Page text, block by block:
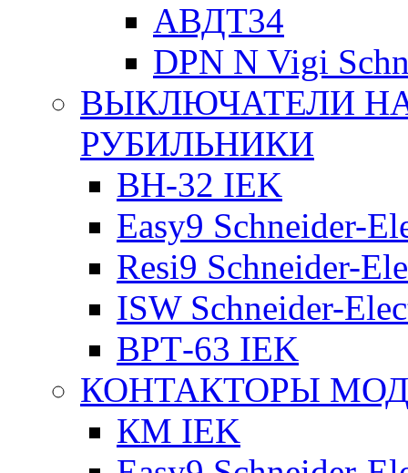
АВДТ34
DPN N Vigi
ВЫКЛЮЧАТЕЛИ
РУБИЛЬНИКИ
ВН-32 IEK
Easy9 Schneider-
Resi9 Schneider-
ISW Schneider-
ВРТ-63 IEK
КОНТАКТОРЫ
КМ IEK